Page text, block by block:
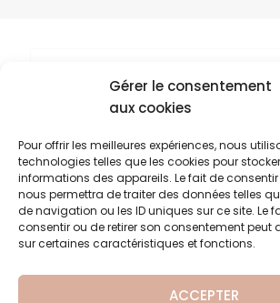
Gérer le consentement
aux cookies
Pour offrir les meilleures expériences, nous
technologies telles que les cookies pour
informations des appareils. Le fait de
nous permettra de traiter des données telles
de navigation ou les ID uniques sur ce site. Le
consentir ou de retirer son consentement peut
sur certaines caractéristiques et fonctions.
ACCEPTER
Laisser un commentaire
Vous devezvous connecter
PUBLIÉ DANS 2015-06-2015 –
Vins de France